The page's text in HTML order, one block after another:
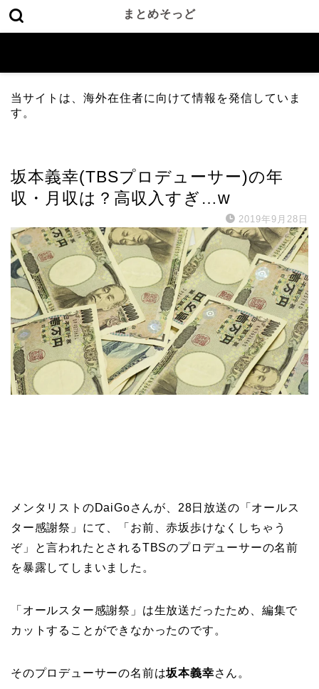
まとめそっど
当サイトは、海外在住者に向けて情報を発信していま
す。
坂本義幸(TBSプロデューサー)の年
収・月収は？高収入すぎ…w
2019年9月28日
メンタリストのDaiGoさんが、28日放送の「オールス
ター感謝祭」にて、「お前、赤坂歩けなくしちゃう
ぞ」と言われたとされるTBSのプロデューサーの名前
を暴露してしまいました。
「オールスター感謝祭」は生放送だったため、編集で
カットすることができなかったのです。
そのプロデューサーの名前は坂本義幸さん。